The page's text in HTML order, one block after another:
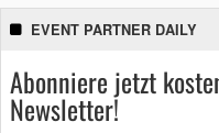
EVENT PARTNER DAILY
Abonniere jetzt
Newsletter!